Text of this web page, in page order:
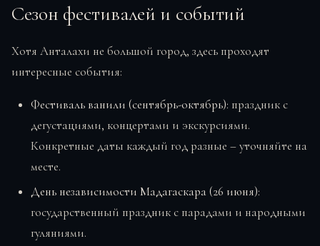
Сезон фестивалей и событий
Хотя Анталахи не большой город, здесь проходят
интересные события:
Фестиваль ванили (сентябрь-октябрь): праздник с
дегустациями, концертами и экскурсиями.
Конкретные даты каждый год разные – уточняйте на
месте.
День независимости Мадагаскара (26 июня):
государственный праздник с парадами и народными
гуляниями.